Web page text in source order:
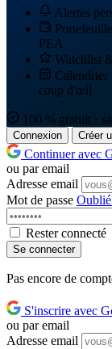
Alertes
PEA
Watchlist
Calendrier
coup d'œil
100 % gratuit ·
Connexion Créer
Continuer avec
ou par email
Adresse email
Mot de passe
Rester connecté
Se connecter
Pas encore de
S'inscrire avec
ou par email
Adresse email